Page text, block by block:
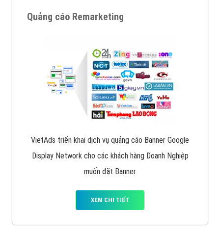
Quảng cáo Remarketing
VietAds triển khai dịch vụ quảng cáo Banner Google
Display Network cho các khách hàng Doanh Nghiệp
muốn đặt Banner
XEM CHI TIẾT